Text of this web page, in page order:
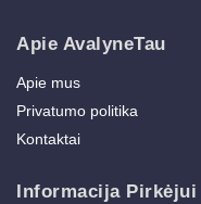
Apie AvalyneTau
Apie mus
Privatumo politika
Kontaktai
Informacija Pirkėjui